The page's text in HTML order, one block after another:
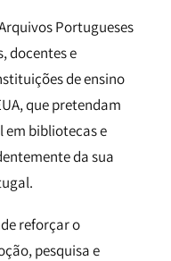
Portugueses
docentes e
de ensino
que pretendam
em bibliotecas e
da sua
reforçar o
pesquisa e